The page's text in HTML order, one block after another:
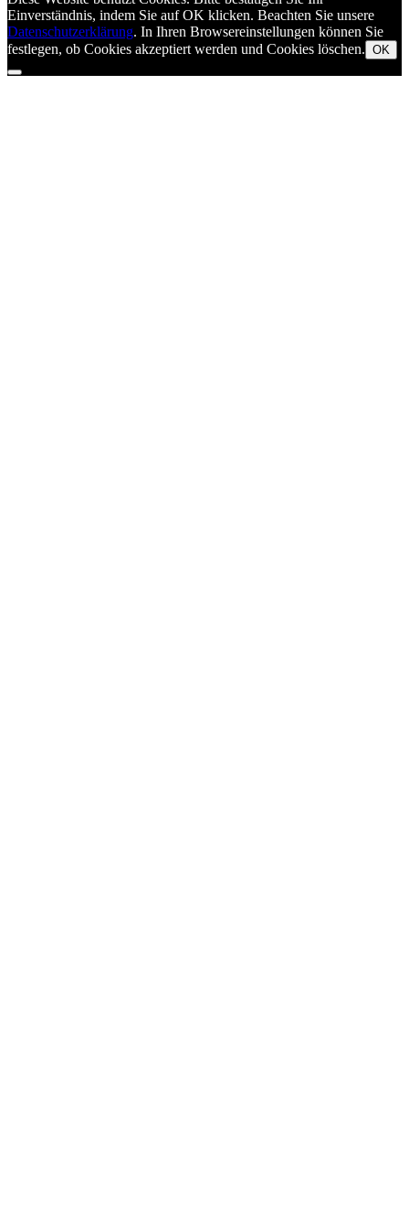
Einverständnis, indem Sie auf OK klicken. Beachten Sie unsere
Datenschutzerklärung. In Ihren Browsereinstellungen können Sie
festlegen, ob Cookies akzeptiert werden und Cookies löschen. OK